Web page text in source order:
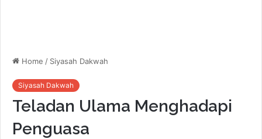
Home / Siyasah Dakwah
Siyasah Dakwah
Teladan Ulama Menghadapi
Penguasa